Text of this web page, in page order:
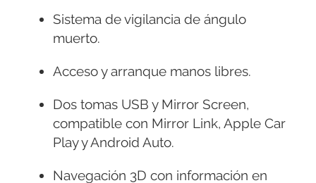
Sistema de vigilancia de ángulo
muerto.
Acceso y arranque manos libres.
Dos tomas USB y Mirror Screen,
compatible con Mirror Link, Apple Car
Play y Android Auto.
Navegación 3D con información en